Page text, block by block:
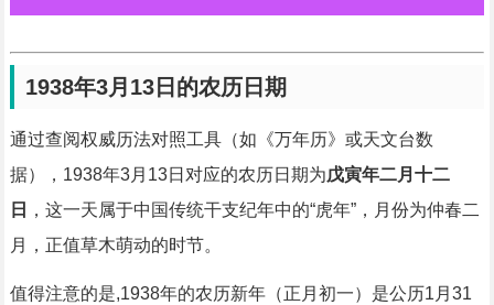
1938年3月13日的农历日期
通过查阅权威历法对照工具（如《万年历》或天文台数
据），1938年3月13日对应的农历日期为戊寅年二月十二
日
，这一天属于中国传统干支纪年中的“虎年”，月份为仲春二
月，正值草木萌动的时节。
值得注意的是,1938年的农历新年（正月初一）是公历1月31